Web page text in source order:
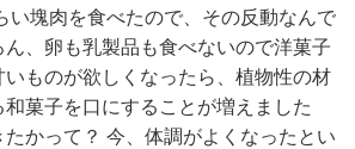
い塊肉を食べたので、その反動なんで
ん、卵も乳製品も食べないので洋菓子
いものが欲しくなったら、植物性の材
菓子を口にすることが増えました
かって？ 今、体調がよくなったとい